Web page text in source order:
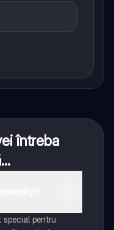
întreba
pentru